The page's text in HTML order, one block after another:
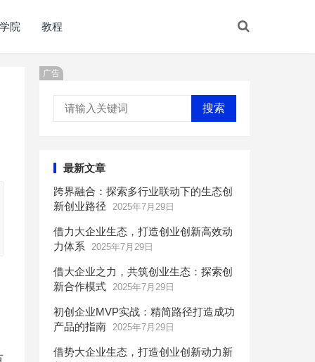
院 教程
广告
搜索
最新文章
跨界融合：探索多行业联动下的生态创
新创业路径
2025年7月29日
借力大企业生态，打造创业创新高效动
力体系
2025年7月29日
借大企业之力，共筑创业生态：探索创
新合作模式 2025年7月29日
初创企业MVP实战：精简路径打造成功
产品的指南 2025年7月29日
借势大企业生态，打造创业创新动力新